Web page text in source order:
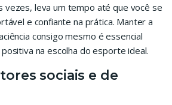
vezes, leva um tempo até que você se
e confiante na prática. Manter a
consigo mesmo é essencial
na escolha do esporte ideal.
sociais e de